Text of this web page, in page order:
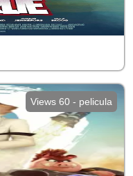
Views 60 - pelicula